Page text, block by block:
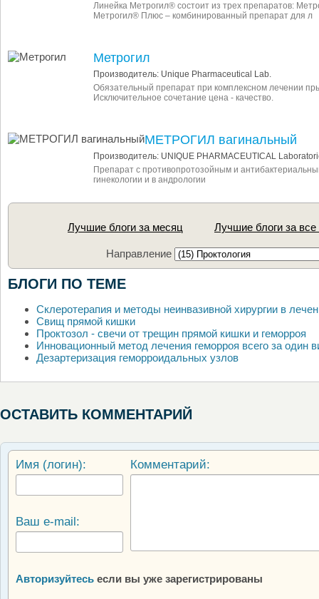
Линейка Метрогил® состоит из трех препаратов:
Метрогил® Плюс – комбинированный препарат для л
Метрогил
Производитель: Unique Pharmaceutical Lab.
Обязательный препарат при комплексном лечении
Исключительное сочетание цена - качество.
МЕТРОГИЛ вагинальный
Производитель: UNIQUE PHARMACEUTICAL
Препарат с противопротозойным и
гинекологии и в андрологии
Лучшие блоги за месяц Лучшие блоги за
Направление
БЛОГИ ПО ТЕМЕ
Склеротерапия и методы неинвазивной хирургии в
Свищ прямой кишки
Проктозол - свечи от трещин прямой кишки и геморроя
Инновационный метод лечения геморроя всего за один
Дезартеризация геморроидальных узлов
ОСТАВИТЬ КОММЕНТАРИЙ
Имя (логин):
Ваш e-mail:
Комментарий:
Авторизуйтесь если вы уже зарегистрированы